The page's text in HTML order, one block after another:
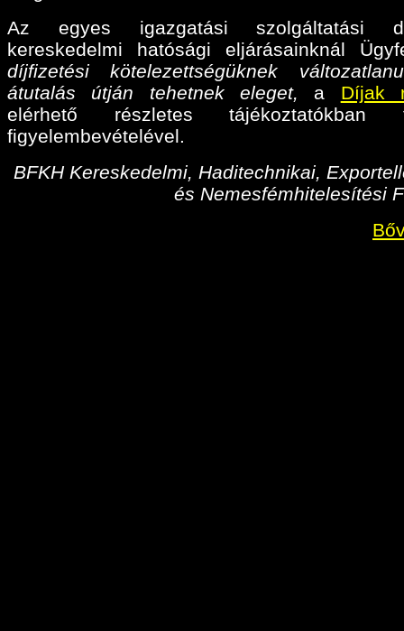
Az egyes igazgatási szolgáltatási
kereskedelmi hatósági eljárásainknál
díjfizetési kötelezettségüknek
átutalás útján tehetnek eleget, a Díjak
elérhető részletes tájékoztatókban
figyelembevételével.
BFKH Kereskedelmi, Haditechnikai,
és Nemesfémhitelesítési